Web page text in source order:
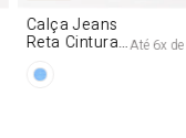
Calça Jeans
Reta Cintura Até6x de